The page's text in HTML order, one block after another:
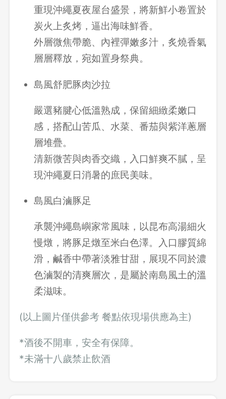
重現沖繩夏夜屋台盛景，將新鮮小卷置於
炭火上炙烤，逼出海味鮮香。
外層微焦帶脆、內裡彈嫩多汁，炙燒香氣
層層釋放，宛如置身祭典。
島風舒肥豚肉沙拉
嚴選豬腱心低溫熟成，保留細緻柔嫩口
感，搭配山苦瓜、水菜、番茄與紫洋蔥層
層堆疊。
清新微苦與肉香交織，入口鮮爽不膩，呈
現沖繩夏日消暑的庶民美味。
島風白滷豚足
承襲沖繩島嶼家常風味，以昆布高湯細火
慢燉，將豚足燉至米白色澤。入口膠質綿
滑，鹹香中帶著淡雅甘甜，展現不同於濃
色滷製的清爽層次，是屬於南島風土的溫
柔滋味。
(以上圖片僅供參考 餐點依現場供應為主)
*酒後不開車，安全有保障。
*未滿十八歲禁止飲酒